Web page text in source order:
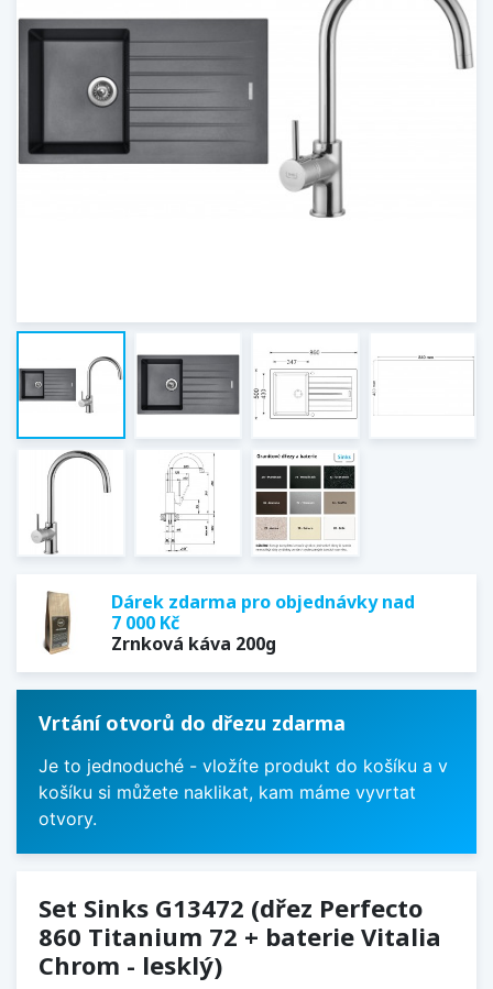
Dárek zdarma pro objednávky nad
7 000 Kč
Zrnková káva 200g
Vrtání otvorů do dřezu zdarma
Je to jednoduché - vložíte produkt do košíku a v
košíku si můžete naklikat, kam máme vyvrtat
otvory.
Set Sinks G13472 (dřez Perfecto
860 Titanium 72 + baterie Vitalia
Chrom - lesklý)